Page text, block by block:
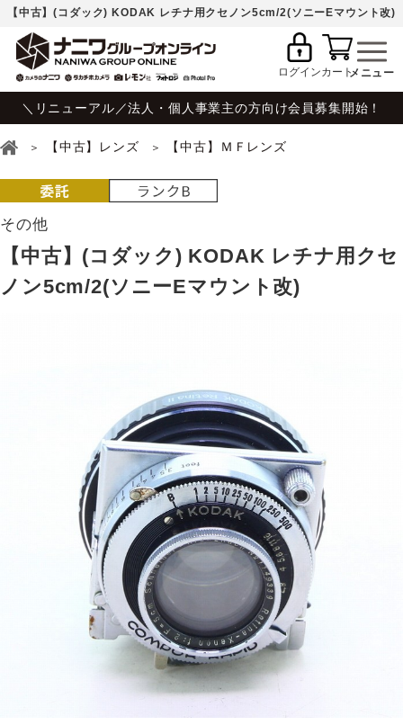
【中古】(コダック) KODAK レチナ用クセノン5cm/2(ソニーEマウント改)
ログインカート
＼リニューアル／法人・個人事業主の方向け会員募集開始！
【中古】レンズ 【中古】ＭＦレンズ
その他
【中古】(コダック) KODAK レチナ用クセ
ノン5cm/2(ソニーEマウント改)